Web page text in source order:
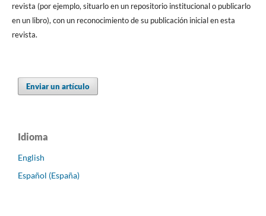
revista (por ejemplo, situarlo en un repositorio institucional o publicarlo
en un libro), con un reconocimiento de su publicación inicial en esta
revista.
Enviar un artículo
Idioma
English
Español (España)